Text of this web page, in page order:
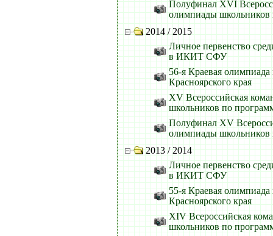
Полуфинал XVI
олимпиады
2014 / 2015
Личное первенство
в ИКИТ СФУ
56-я Краевая
Красноярского края
XV Всероссийская
школьников по
Полуфинал XV
олимпиады
2013 / 2014
Личное первенство
в ИКИТ СФУ
55-я Краевая
Красноярского края
XIV Всероссийская
школьников по